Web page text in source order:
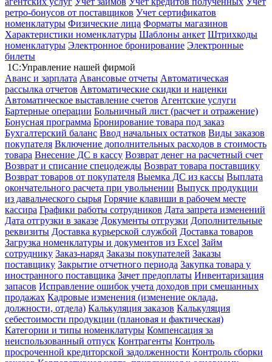
ретро-бонусов от поставщиков Учет сертификатов
номенклатуры Физические лица Форматы магазинов
Характеристики номенклатуры Шаблоны анкет Штрихкоды
номенклатуры Электронное бронирование Электронные
билеты
1С:Управление нашей фирмой
Аванс и зарплата Авансовые отчеты Автоматическая
рассылка отчетов Автоматические скидки и наценки
Автоматическое выставление счетов Агентские услуги
Бартерные операции Больничный лист (расчет и отражение)
Бонусная программа Бронирование товара под заказ
Бухгалтерский баланс Ввод начальных остатков Виды заказов
покупателя Включение дополнительных расходов в стоимость
товара Внесение ДС в кассу Возврат денег на расчетный счет
Возврат и списание спецодежды Возврат товара поставщику
Возврат товаров от покупателя Выемка ДС из кассы Выплата
окончательного расчета при увольнении Выпуск продукции
из давальческого сырья Горячие клавиши в рабочем месте
кассира Графики работы сотрудников Дата запрета изменений
Дата отгрузки в заказе Документы отгрузки Дополнительные
реквизиты Доставка курьерской службой Доставка товаров
Загрузка номенклатуры и документов из Excel Займ
сотруднику Заказ-наряд Заказы покупателей Заказы
поставщику Закрытие отчетного периода Закупка товара у
иностранного поставщика Зачет предоплаты Инвентаризация
запасов Исправление ошибок учета доходов при смешанных
продажах Кадровые изменения (изменение оклада,
должности, отдела) Калькуляция заказов Калькуляция
себестоимости продукции (плановая и фактическая)
Категории и типы номенклатуры Компенсация за
неиспользованный отпуск Контрагенты Контроль
просроченной кредиторской задолженности Контроль сборки